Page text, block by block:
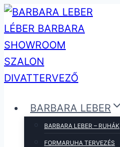
Skip
to
content
BARBARA LEBER
BARBARA LEBER – RUHÁK
FORMARUHA TERVEZÉS